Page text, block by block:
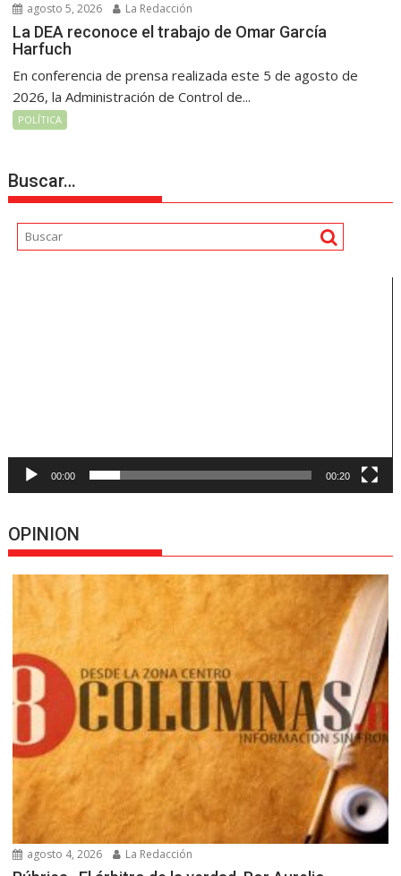
agosto 5, 2026 La Redacción
La DEA reconoce el trabajo de Omar García
Harfuch
En conferencia de prensa realizada este 5 de agosto de
2026, la Administración de Control de...
POLÍTICA
Buscar…
00:00 00:20
OPINION
agosto 4, 2026 La Redacción